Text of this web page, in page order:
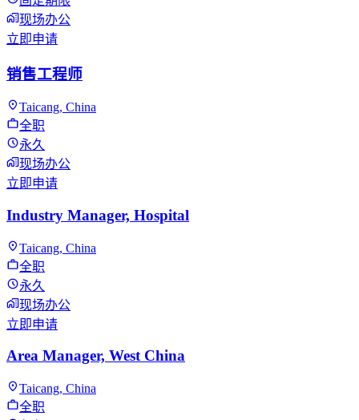
现场办公
立即申请
销售工程师
Taicang, China
全职
永久
现场办公
立即申请
Industry Manager, Hospital
Taicang, China
全职
永久
现场办公
立即申请
Area Manager, West China
Taicang, China
全职